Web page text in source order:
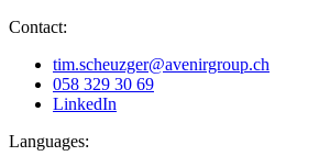
Contact:
tim.scheuzger@avenirgroup.ch
058 329 30 69
LinkedIn
Languages: